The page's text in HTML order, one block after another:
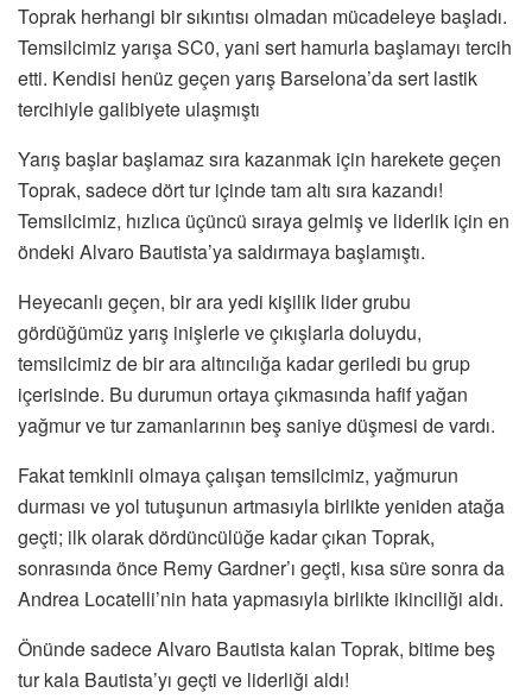
Toprak herhangi bir sıkıntısı olmadan mücadeleye başladı.
Temsilcimiz yarışa SC0, yani sert hamurla başlamayı tercih
etti. Kendisi henüz geçen yarış Barselona’da sert lastik
tercihiyle galibiyete ulaşmıştı
Yarış başlar başlamaz sıra kazanmak için harekete geçen
Toprak, sadece dört tur içinde tam altı sıra kazandı!
Temsilcimiz, hızlıca üçüncü sıraya gelmiş ve liderlik için en
öndeki Alvaro Bautista’ya saldırmaya başlamıştı.
Heyecanlı geçen, bir ara yedi kişilik lider grubu
gördüğümüz yarış inişlerle ve çıkışlarla doluydu,
temsilcimiz de bir ara altıncılığa kadar geriledi bu grup
içerisinde. Bu durumun ortaya çıkmasında hafif yağan
yağmur ve tur zamanlarının beş saniye düşmesi de vardı.
Fakat temkinli olmaya çalışan temsilcimiz, yağmurun
durması ve yol tutuşunun artmasıyla birlikte yeniden atağa
geçti; ilk olarak dördüncülüğe kadar çıkan Toprak,
sonrasında önce Remy Gardner’ı geçti, kısa süre sonra da
Andrea Locatelli’nin hata yapmasıyla birlikte ikinciliği aldı.
Önünde sadece Alvaro Bautista kalan Toprak, bitime beş
tur kala Bautista’yı geçti ve liderliği aldı!